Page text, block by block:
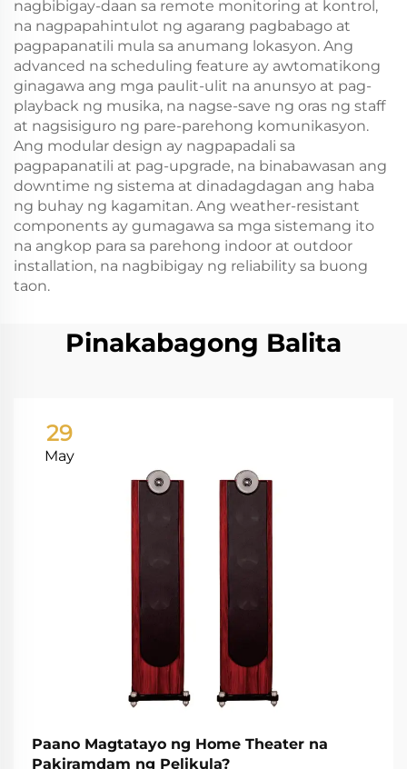
nagbibigay-daan sa remote monitoring at kontrol,
na nagpapahintulot ng agarang pagbabago at
pagpapanatili mula sa anumang lokasyon. Ang
advanced na scheduling feature ay awtomatikong
ginagawa ang mga paulit-ulit na anunsyo at pag-
playback ng musika, na nagse-save ng oras ng staff
at nagsisiguro ng pare-parehong komunikasyon.
Ang modular design ay nagpapadali sa
pagpapanatili at pag-upgrade, na binabawasan ang
downtime ng sistema at dinadagdagan ang haba
ng buhay ng kagamitan. Ang weather-resistant
components ay gumagawa sa mga sistemang ito
na angkop para sa parehong indoor at outdoor
installation, na nagbibigay ng reliability sa buong
taon.
Pinakabagong Balita
29
May
Paano Magtatayo ng Home Theater na
Pakiramdam ng Pelikula?